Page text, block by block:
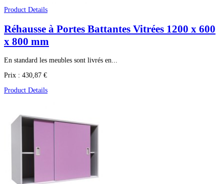
Product Details
Réhausse à Portes Battantes Vitrées 1200 x 600
x 800 mm
En standard les meubles sont livrés en...
Prix : 430,87 €
Product Details